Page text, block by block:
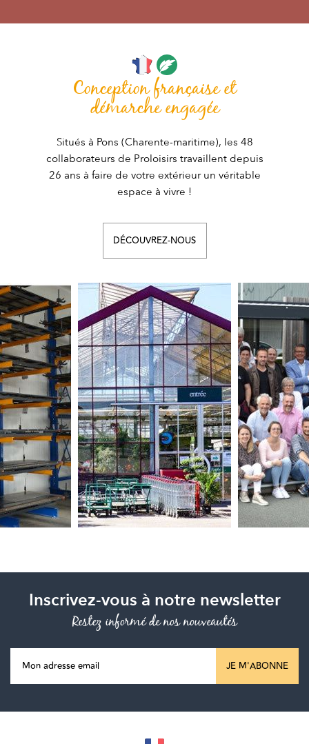
Conception française et
démarche engagée
Situés à Pons (Charente-maritime), les 48
collaborateurs de Proloisirs travaillent depuis
26 ans à faire de votre extérieur un véritable
espace à vivre !
DÉCOUVREZ-NOUS
Inscrivez-vous à notre newsletter
Restez informé de nos nouveautés
JE M'ABONNE